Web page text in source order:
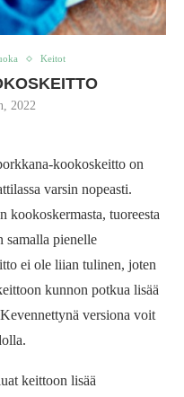
Keitot
2022
kookoskeitto on
varsin nopeasti.
kookoskermasta, tuoreesta
samalla pienelle
ei ole liian tulinen, joten
kunnon potkua lisää
versiona voit
keittoon lisää